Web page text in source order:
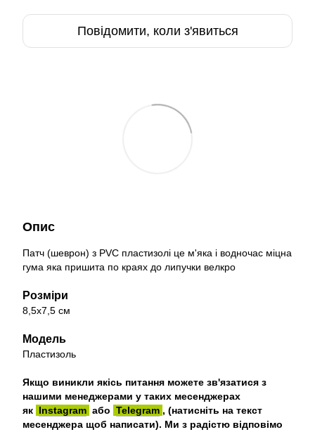
Повідомити, коли з'явиться
Опис
Патч (шеврон) з PVC пластизолі це м'яка і водночас міцна
гума яка пришита по краях до липучки велкро
Розміри
8,5х7,5 см
Модель
Пластизоль
Якщо виникли якісь питання можете зв'язатися з
нашими менеджерами у таких месенджерах
як Instagram або Telegram , (натисніть на текст
месенджера щоб написати). Ми з радістю відповімо